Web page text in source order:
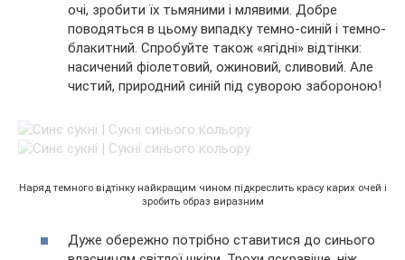
очі, зробити їх тьмяними і млявими. Добре
поводяться в цьому випадку темно-синій і темно-
блакитний. Спробуйте також «ягідні» відтінки:
насичений фіолетовий, ожиновий, сливовий. Але
чистий, природний синій під суворою забороною!
Наряд темного відтінку найкращим чином підкреслить красу карих очей і
зробить образ виразним
Дуже обережно потрібно ставитися до синього